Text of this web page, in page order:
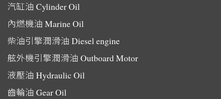
汽缸油 Cylinder Oil
內燃機油 Marine Oil
柴油引擎潤滑油 Diesel engine
舷外機引擎潤滑油 Outboard Motor
液壓油 Hydraulic Oil
齒輪油 Gear Oil